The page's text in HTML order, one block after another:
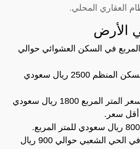
العقاري المحلي.
الأرض
المربع في السكن العشوائي حوالي
بينما تبلغ تكلفة السكن المنظم 2500 ريال سعودي
بالإضافة إلى أن سعر المتر المربع 1800 ريال سعودي
أقل سعر.
ويبلغ سعر المتر في الحي الشعبي حوالي 900 ريال